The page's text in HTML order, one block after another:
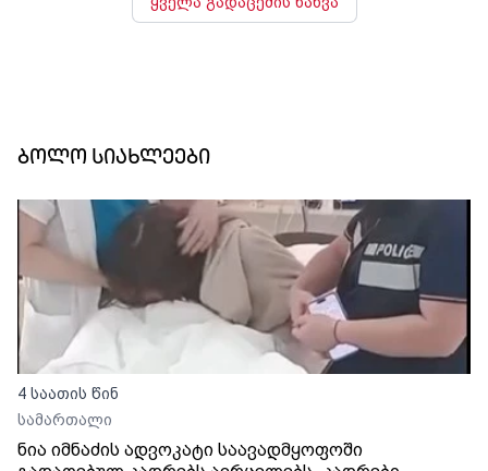
ბოლო სიახლეები
4 საათის წინ
სამართალი
ნია იმნაძის ადვოკატი საავადმყოფოში